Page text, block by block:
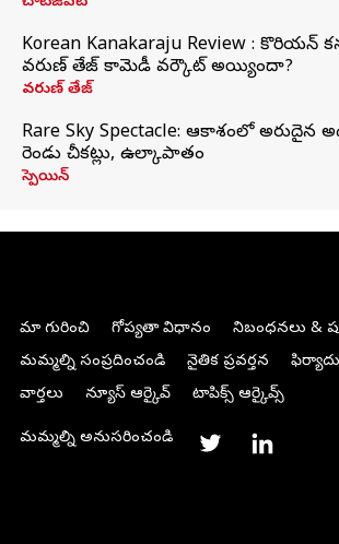
Korean Kanakaraju Review : కొరియన్
వరుణ్ తేజ్ కామెడీ వర్కౌట్ అయ్యిందా?
వరుణ్ తేజ్
Rare Sky Spectacle: ఆకాశంలో అరుదైన
రెండు చీకట్లు, ఉల్కాపాతం
స్పెయిన్
మా గురించి గోప్యతా విధానం
నిబంధనలు &
మమ్మల్ని సంప్రదించండి
నైతిక ప్రవర్తన
వార్తలు
న్యూస్ ఆర్కైవ్ టాపిక్స్ ఆర్కైవ్స్
మమ్మల్ని అనుసరించండి